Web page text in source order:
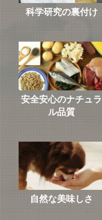
科学研究の裏付け
安全安心のナチュラ
ル品質
自然な美味しさ